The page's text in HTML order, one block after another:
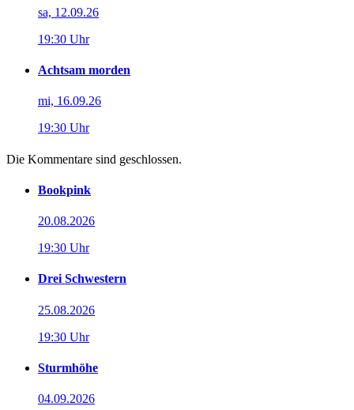
sa, 12.09.26
19:30 Uhr
Achtsam morden
mi, 16.09.26
19:30 Uhr
Die Kommentare sind geschlossen.
Bookpink
20.08.2026
19:30 Uhr
Drei Schwestern
25.08.2026
19:30 Uhr
Sturmhöhe
04.09.2026